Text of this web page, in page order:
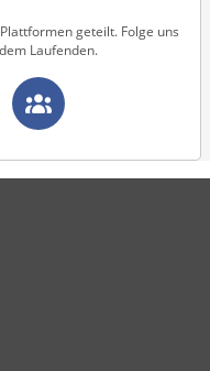
geteilt. Folge uns
Laufenden.